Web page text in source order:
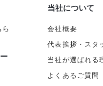
当社について
会社概要
代表挨拶・スタ
当社が選ばれる
よくあるご質問